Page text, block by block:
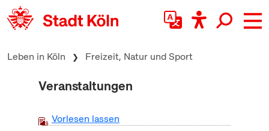
zum Inhalt springen
Leben in Köln Freizeit, Natur und Sport
Veranstaltungen
Vorlesen lassen